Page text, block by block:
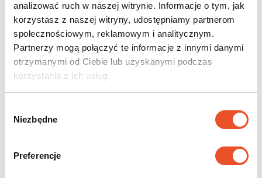
analizować ruch w naszej witrynie. Informacje o tym, jak
korzystasz z naszej witryny, udostępniamy partnerom
społecznościowym, reklamowym i analitycznym.
Partnerzy mogą połączyć te informacje z innymi danymi
otrzymanymi od Ciebie lub uzyskanymi podczas
korzystania z ich usług.
zgody
Niezbędne
Preferencje
straipsnius
Mūsų tinklaraštyje rasite daug naudingų straipsnių apie stogo
dangos medžiagos pasirinkimą, tinkamą jos montavimą ir